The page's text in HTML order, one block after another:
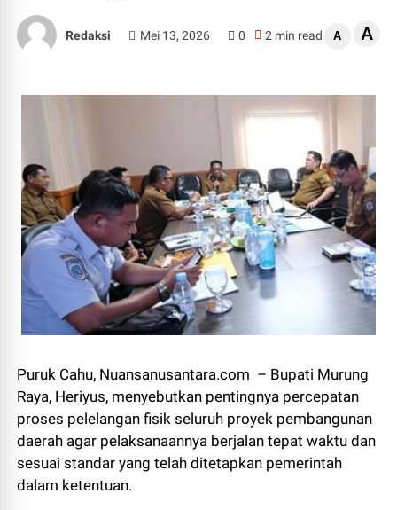
Redaksi Mei 13, 2026 0 2 min read A A
Puruk Cahu, Nuansanusantara.com – Bupati Murung
Raya, Heriyus, menyebutkan pentingnya percepatan
proses pelelangan fisik seluruh proyek pembangunan
daerah agar pelaksanaannya berjalan tepat waktu dan
sesuai standar yang telah ditetapkan pemerintah
dalam ketentuan.